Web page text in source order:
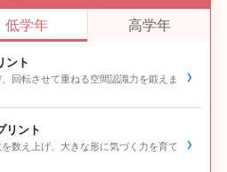
低学年 高学年
ント
回転させて重ねる空間認識力を鍛えま
›
リント
数え上げ、大きな形に気づく力を育て
›